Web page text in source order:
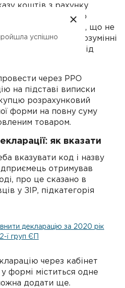
коштів з рахунку
електронного
рахунок отримувача, що не
операцій у розумінні
в листі НБУ від
20338.
через РРО
на підставі виписки
розрахунковий
форми на повну суму
товаром.
як вказати
вказувати код і назву
отримував
про це сказано в
у ЗІР, підкатегорія
декларацію за 2020 рік
ї груп ЄП
через кабінет
формі міститься одне
додати ще.
успішно